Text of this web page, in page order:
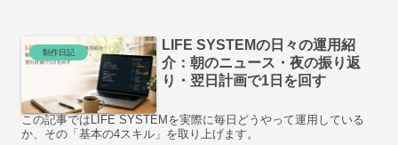
制作日記
LIFE SYSTEMの日々の運用紹
介：朝のニュース・夜の振り返
り・翌日計画で1日を回す
この記事ではLIFE SYSTEMを実際に毎日どうやって運用している
か、その「基本の4スキル」を取り上げます。